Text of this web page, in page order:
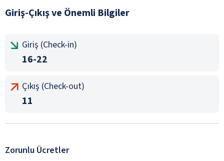
Giriş-Çıkış ve Önemli Bilgiler
Giriş (Check-in)
16-22
Çıkış (Check-out)
11
Zorunlu Ücretler